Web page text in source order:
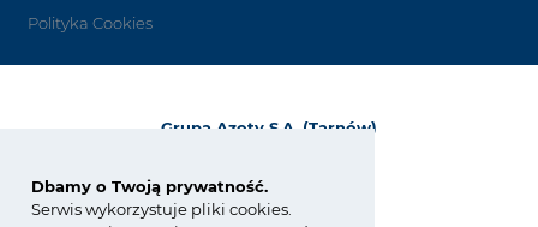
Dbamy o Twoją prywatność.
Serwis wykorzystuje pliki cookies.
Polityka Cookies
Grupa Azoty S.A. (Tarnów)
33-101 Tarnów, Polska